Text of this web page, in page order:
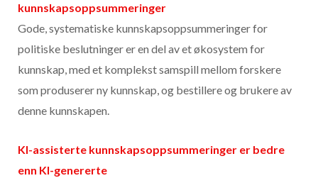
kunnskapsoppsummeringer
Gode, systematiske kunnskapsoppsummeringer for
politiske beslutninger er en del av et økosystem for
kunnskap, med et komplekst samspill mellom forskere
som produserer ny kunnskap, og bestillere og brukere av
denne kunnskapen.
KI-assisterte kunnskapsoppsummeringer er bedre
enn KI-genererte